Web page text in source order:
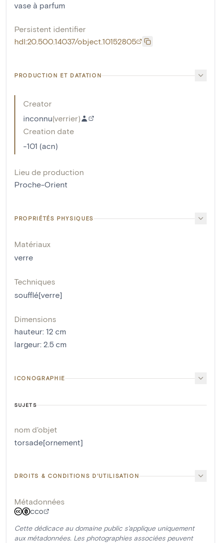
vase à parfum
Persistent identifier
hdl:20.500.14037/object.10152805
PRODUCTION ET DATATION
Creator
inconnu(verrier)
Creation date
-101 (acn)
Lieu de production
Proche-Orient
PROPRIÉTÉS PHYSIQUES
Matériaux
verre
Techniques
soufflé[verre]
Dimensions
hauteur: 12 cm
largeur: 2.5 cm
ICONOGRAPHIE
SUJETS
nom d'objet
torsade[ornement]
DROITS & CONDITIONS D'UTILISATION
Métadonnées
CC0
Cette dédicace au domaine public s'applique uniquement
aux métadonnées. Les photographies associées peuvent